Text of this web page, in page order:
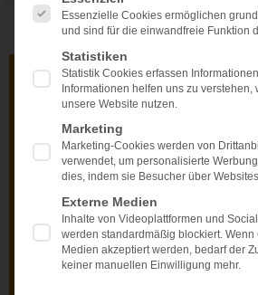
Nutzen Sie den kostenlosen
Rufen Sie uns UNVERBINDLICH
Sie uns. Wir besprechen mit Ihnen
geben Ihnen eine grobe
0800 000
Essenzielle Cookies ermöglichen
und sind für die einwandfreie Funktion
Statistiken
Statistik Cookies erfassen
Informationen helfen uns zu verstehen,
unsere Website nutzen.
Marketing
Marketing-Cookies werden von
verwendet, um personalisierte
dies, indem sie Besucher über
Externe Medien
Inhalte von Videoplattformen und
werden standardmäßig blockiert.
Medien akzeptiert werden, bedarf der
keiner manuellen Einwilligung mehr.